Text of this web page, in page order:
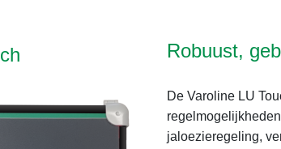
Robuust,
De Varoline LU
jaloezieregeling,